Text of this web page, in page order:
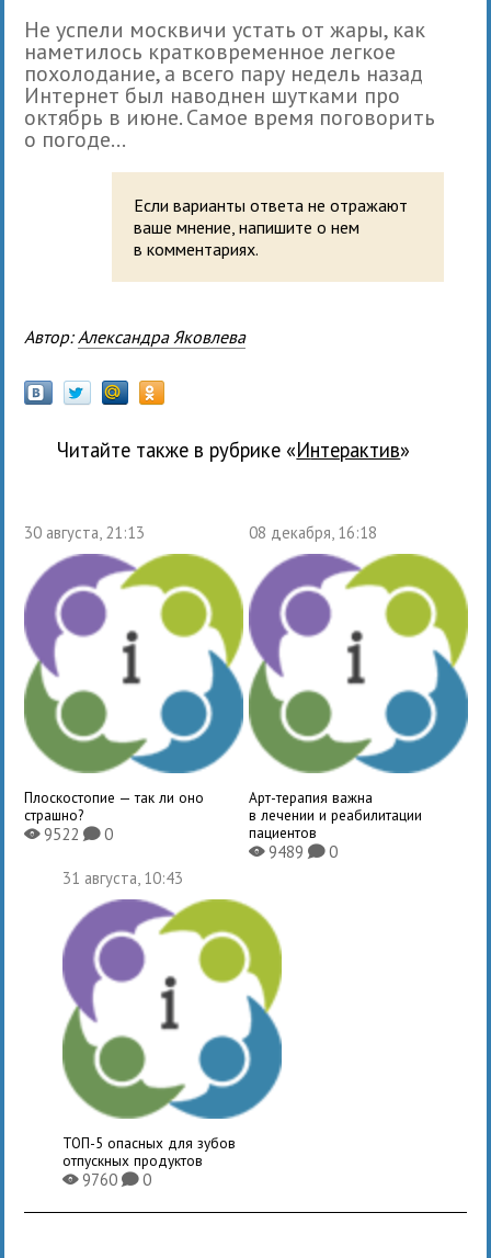
Не успели москвичи устать от жары, как
наметилось кратковременное легкое
похолодание, а всего пару недель назад
Интернет был наводнен шутками про
октябрь в июне. Самое время поговорить
о погоде...
Если варианты ответа не отражают
ваше мнение, напишите о нем
в комментариях.
Автор: Александра Яковлева
Читайте также в рубрике « Интерактив»
30 августа, 21:13
Плоскостопие — так ли оно
страшно?
X9522K0
08 декабря, 16:18
Арт-терапия важна
в лечении и реабилитации
пациентов
X9489 K0
31 августа, 10:43
ТОП-5 опасных для зубов
отпускных продуктов
X9760K0